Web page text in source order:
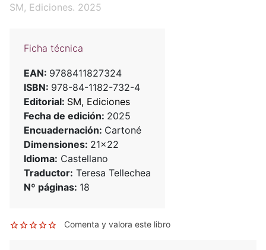
SM, Ediciones. 2025
Ficha técnica
EAN: 9788411827324
ISBN: 978-84-1182-732-4
Editorial: SM, Ediciones
Fecha de edición: 2025
Encuadernación: Cartoné
Dimensiones: 21x22
Idioma: Castellano
Traductor: Teresa Tellechea
Nº páginas: 18
Comenta y valora este libro